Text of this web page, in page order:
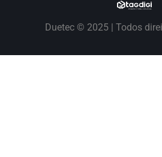
Duetec © 2025 | Todos